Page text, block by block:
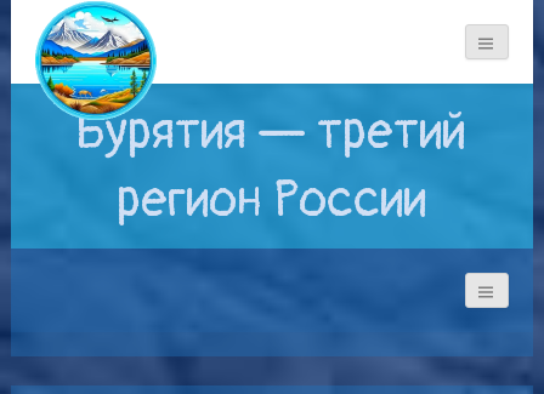
Бурятия — третий
регион России